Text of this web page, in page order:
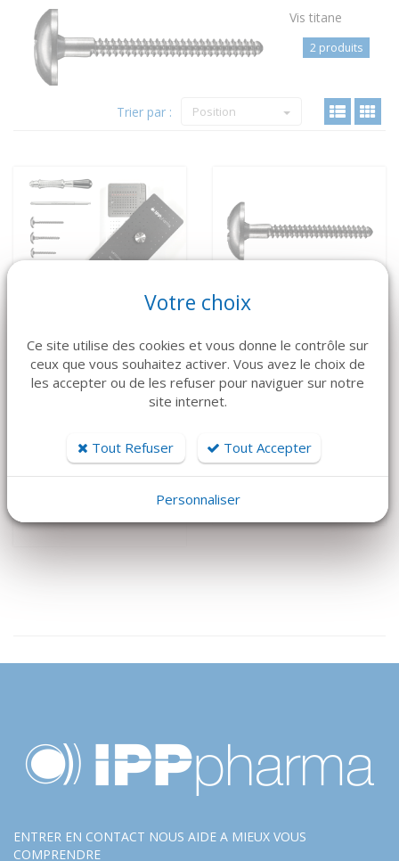
Vis titane
2 produits
Trier par : Position
VOIR LE DÉTAIL
UMBRELLA
OSTÉOSYNTHÈSE
945 €
VOIR LE DÉTAIL
MM (X1)
ENTRER EN CONTACT NOUS AIDE A MIEUX VOUS
COMPRENDRE
Votre choix
Ce site utilise des cookies et vous donne le contrôle sur
ceux que vous souhaitez activer. Vous avez le choix de
les accepter ou de les refuser pour naviguer sur notre
site internet.
Tout Refuser Tout Accepter
Personnaliser